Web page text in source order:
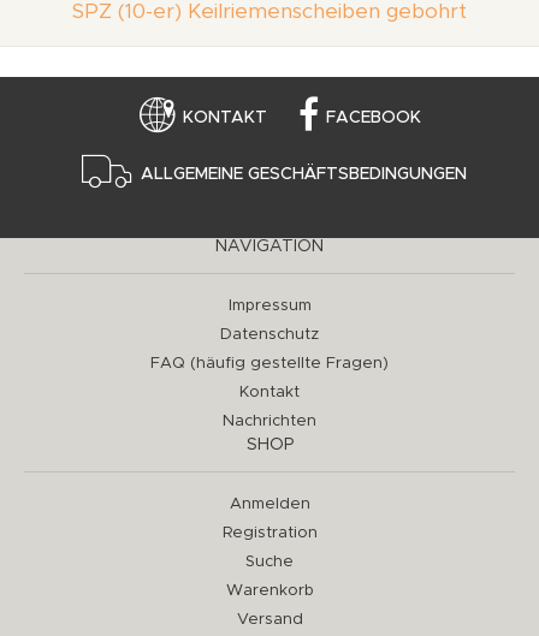
SPZ (10-er) Keilriemenscheiben gebohrt
KONTAKT FACEBOOK
ALLGEMEINE GESCHÄFTSBEDINGUNGEN
NAVIGATION
Impressum
Datenschutz
FAQ (häufig gestellte Fragen)
Kontakt
Nachrichten
SHOP
Anmelden
Registration
Suche
Warenkorb
Versand